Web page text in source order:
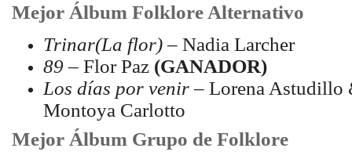
Mejor Álbum Folklore Alternativo
Trinar(La flor)– Nadia Larcher
89 – Flor Paz (GANADOR)
Los días por venir– Lorena Astudillo
Montoya Carlotto
Mejor Álbum Grupo de Folklore